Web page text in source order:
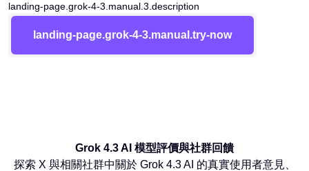
landing-page.grok-4-3.manual.3.description
landing-page.grok-4-3.manual.try-now
Grok 4.3 AI 模型評價與社群回饋
探索 X 與相關社群中關於 Grok 4.3 AI 的真實使用者意見、